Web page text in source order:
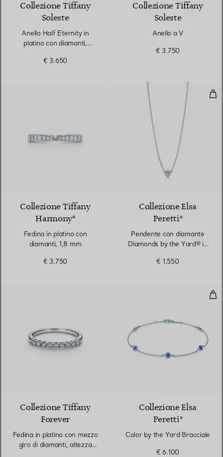
Collezione Tiffany
Soleste
Anello Half Eternity in
platino con diamanti,
€ 3.650
Collezione Tiffany
Soleste
Anello a V
€ 3.750
2 Materiali
Collezione Tiffany
Harmony®
Fedina in platino con
diamanti, 1,8 mm
€ 3.750
Collezione Elsa
Peretti®
Pendente con diamante
Diamonds by the Yard® in
€ 1.550
Collezione Tiffany
Forever
Fedina in platino con mezzo
giro di diamanti, altezza
Collezione Elsa
Peretti®
Color by the Yard Bracciale
€ 6.100